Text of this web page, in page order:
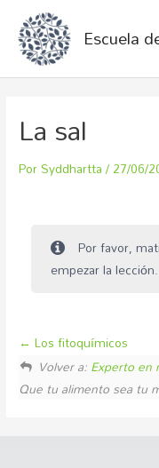
Escuela
La sal
PorSyddhartta/27/06/
Por favor,
empezar la lección.
Los fitoquímicos
Volver a:Experto en
Que tu alimento sea tu